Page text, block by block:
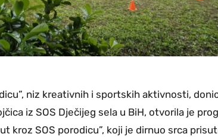
niz kreativnih i sportskih aktivnosti,
iz SOS Dječijeg sela u BiH, otvorila je
kroz SOS porodicu”, koji je dirnuo srca